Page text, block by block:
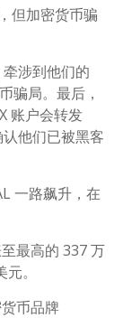
但加密货币骗
涉到他们的
骗局。最后，
账户会转发
他们已被黑客
一路飙升，在
最高的 337 万
。
币品牌